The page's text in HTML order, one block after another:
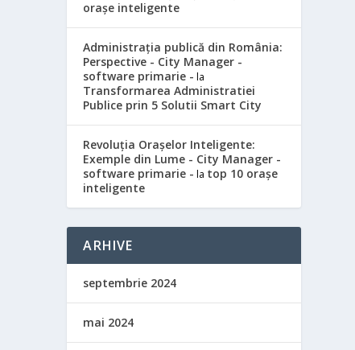
orașe inteligente
Administrația publică din România:
Perspective - City Manager -
software primarie - la
Transformarea Administratiei
Publice prin 5 Solutii Smart City
Revoluția Orașelor Inteligente:
Exemple din Lume - City Manager -
software primarie - la top 10 orașe
inteligente
ARHIVE
septembrie 2024
mai 2024